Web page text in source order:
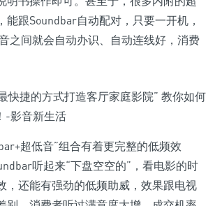
能跟Soundbar自动配对，只要一开机，
之间就会自动办识、自动连线好，消费
超低音”组合有着更完整的低频效
听起来“下盘空空的”，看电影的时
，还能有强劲的低频助威，效果跟电视